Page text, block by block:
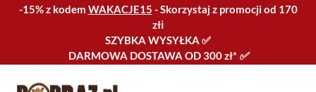
-15% z kodem WAKACJE15 -Skorzystaj z promocji od 170
złℹ️
SZYBKA WYSYŁKA ✅
DARMOWA DOSTAWA OD 300 zł* ✅